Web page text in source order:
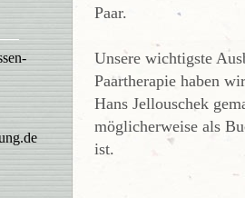
Paar.
Unsere wichtigste
Paartherapie haben
Hans Jellouschek
möglicherweise als
ist.